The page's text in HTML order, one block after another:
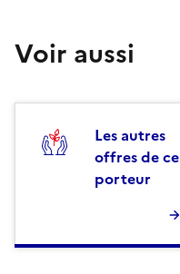
Voir aussi
Les autres
offres de ce
porteur